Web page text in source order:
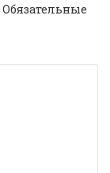
Обязательные